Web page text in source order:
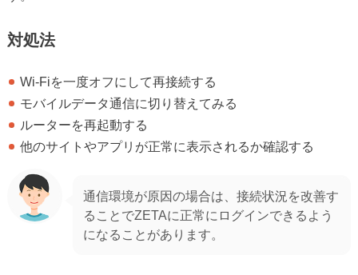
対処法
Wi-Fiを一度オフにして再接続する
モバイルデータ通信に切り替えてみる
ルーターを再起動する
他のサイトやアプリが正常に表示されるか確認する
通信環境が原因の場合は、接続状況を改善す
ることでZETAに正常にログインできるよう
になることがあります。